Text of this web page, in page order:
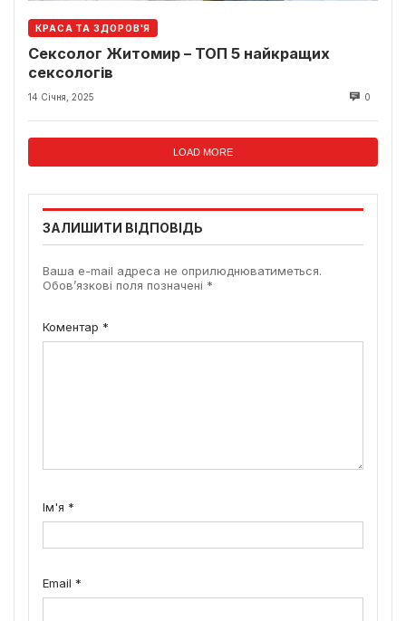
КРАСА ТА ЗДОРОВ'Я
Сексолог Житомир – ТОП 5 найкращих
сексологів
14 Січня, 2025 0
LOAD MORE
ЗАЛИШИТИ ВІДПОВІДЬ
Ваша e-mail адреса не оприлюднюватиметься.
Обов’язкові поля позначені *
Коментар *
Ім'я *
Email *